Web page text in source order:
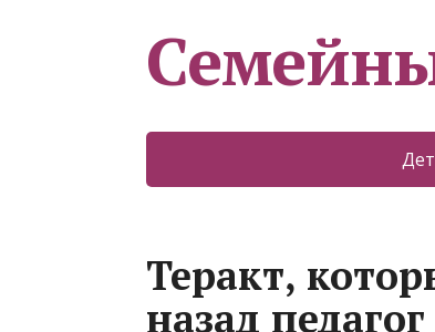
Теракт,
назад